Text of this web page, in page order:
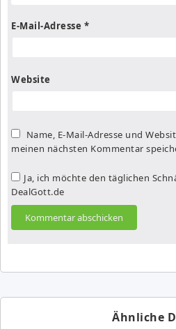
E-Mail-Adresse *
Website
Name, E-Mail-Adresse und
meinen nächsten Kommentar
Ja, ich möchte den täglichen
DealGott.de
Ähnliche